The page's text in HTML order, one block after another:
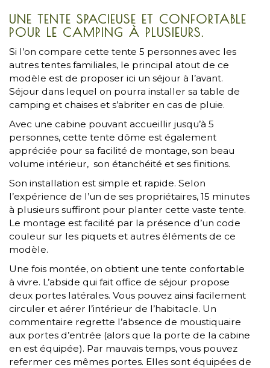
UNE TENTE SPACIEUSE ET CONFORTABLE
POUR LE CAMPING À PLUSIEURS.
Si l’on compare cette tente 5 personnes avec les
autres tentes familiales, le principal atout de ce
modèle est de proposer ici un séjour à l’avant.
Séjour dans lequel on pourra installer sa table de
camping et chaises et s’abriter en cas de pluie.
Avec une cabine pouvant accueillir jusqu’à 5
personnes, cette tente dôme est également
appréciée pour sa facilité de montage, son beau
volume intérieur, son étanchéité et ses finitions.
Son installation est simple et rapide. Selon
l’expérience de l’un de ses propriétaires, 15 minutes
à plusieurs suffiront pour planter cette vaste tente.
Le montage est facilité par la présence d’un code
couleur sur les piquets et autres éléments de ce
modèle.
Une fois montée, on obtient une tente confortable
à vivre. L’abside qui fait office de séjour propose
deux portes latérales. Vous pouvez ainsi facilement
circuler et aérer l’intérieur de l’habitacle. Un
commentaire regrette l’absence de moustiquaire
aux portes d’entrée (alors que la porte de la cabine
en est équipée). Par mauvais temps, vous pouvez
refermer ces mêmes portes. Elles sont équipées de